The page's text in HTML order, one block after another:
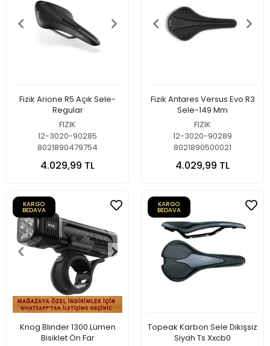
Fizik Arione R5 Açık Sele-
Regular
FIZIK
12-3020-90285
8021890479754
4.029,99 TL
Fizik Antares Versus Evo R3
Sele-149 Mm
FIZIK
12-3020-90289
8021890500021
4.029,99 TL
KARGO
BEDAVA
Knog Blinder 1300 Lümen
Bisiklet Ön Far
KARGO
BEDAVA
Topeak Karbon Sele Dikişsiz
Siyah Ts Xxcb0